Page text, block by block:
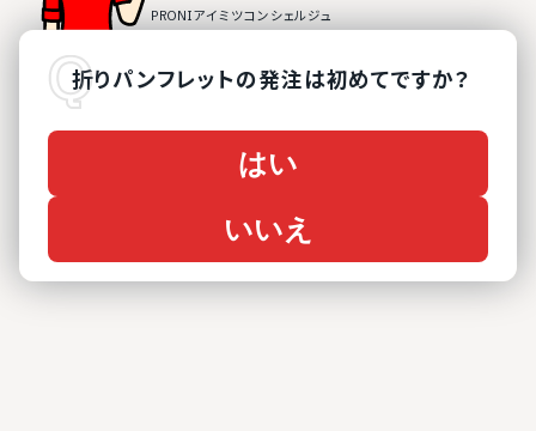
折りパンフレットの発注は初めてですか？
はい
いいえ